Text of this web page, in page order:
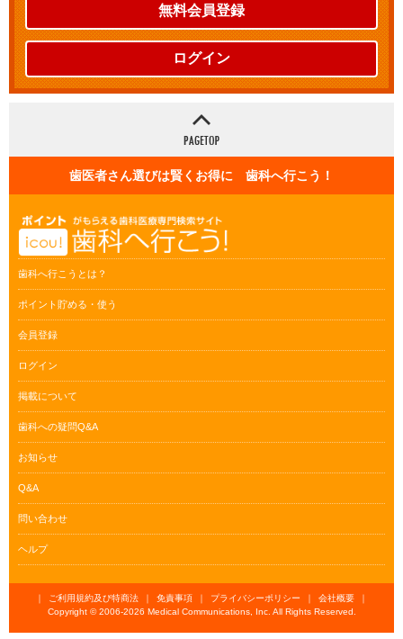
無料会員登録
ログイン
歯医者さん選びは賢くお得に 歯科へ行こう！
歯科へ行こうとは？
ポイント貯める・使う
会員登録
ログイン
掲載について
歯科への疑問Q&A
お知らせ
Q&A
問い合わせ
ヘルプ
｜ ご利用規約及び特商法 ｜ 免責事項 ｜ プライバシーポリシー ｜ 会社概要
｜
Copyright © 2006-2026 Medical Communications, Inc. All Rights Reserved.